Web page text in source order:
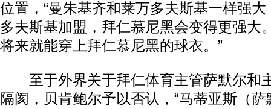
位置，“曼朱基齐和莱万多夫斯基一样强
多夫斯基加盟，拜仁慕尼黑会变得更强大
将来就能穿上拜仁慕尼黑的球衣。”
至于外界关于拜仁体育主管萨默尔和
隔阂，贝肯鲍尔予以否认，“马蒂亚斯（